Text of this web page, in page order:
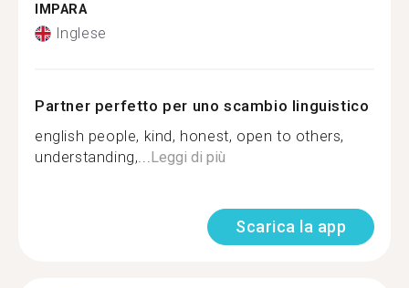
IMPARA
Inglese
Partner perfetto per uno scambio linguistico
english people, kind, honest, open to others,
understanding,...Leggi di più
Scarica la app